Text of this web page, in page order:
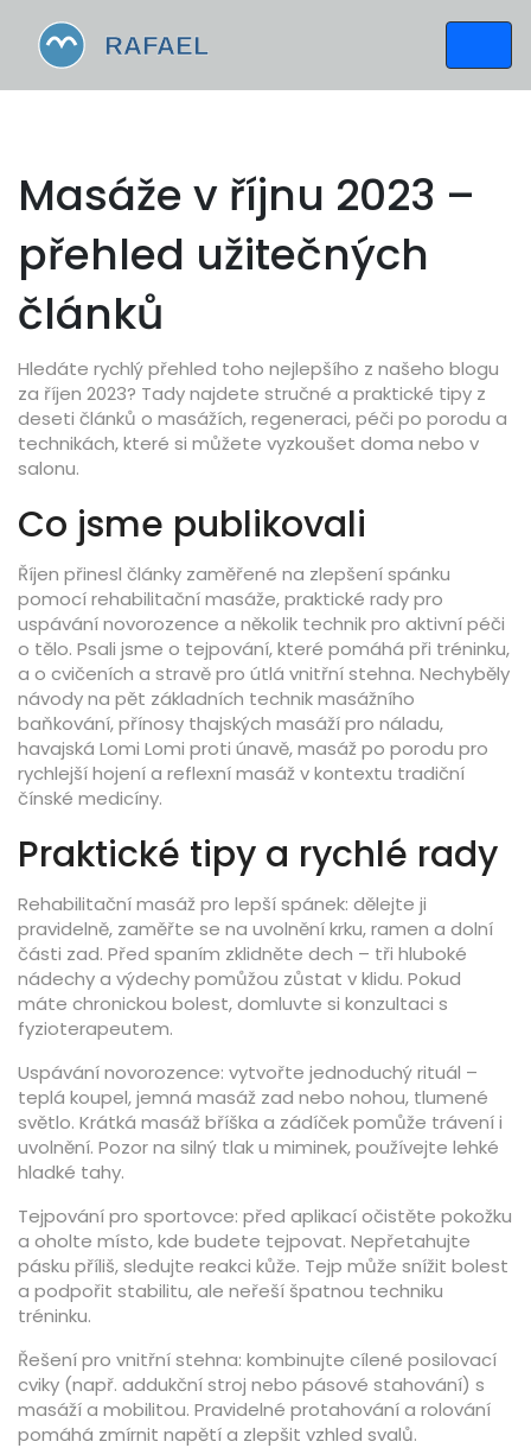
Masáže v říjnu 2023 –
přehled užitečných
článků
Hledáte rychlý přehled toho nejlepšího z našeho blogu
za říjen 2023? Tady najdete stručné a praktické tipy z
deseti článků o masážích, regeneraci, péči po porodu a
technikách, které si můžete vyzkoušet doma nebo v
salonu.
Co jsme publikovali
Říjen přinesl články zaměřené na zlepšení spánku
pomocí rehabilitační masáže, praktické rady pro
uspávání novorozence a několik technik pro aktivní péči
o tělo. Psali jsme o tejpování, které pomáhá při tréninku,
a o cvičeních a stravě pro útlá vnitřní stehna. Nechyběly
návody na pět základních technik masážního
baňkování, přínosy thajských masáží pro náladu,
havajská Lomi Lomi proti únavě, masáž po porodu pro
rychlejší hojení a reflexní masáž v kontextu tradiční
čínské medicíny.
Praktické tipy a rychlé rady
Rehabilitační masáž pro lepší spánek: dělejte ji
pravidelně, zaměřte se na uvolnění krku, ramen a dolní
části zad. Před spaním zklidněte dech – tři hluboké
nádechy a výdechy pomůžou zůstat v klidu. Pokud
máte chronickou bolest, domluvte si konzultaci s
fyzioterapeutem.
Uspávání novorozence: vytvořte jednoduchý rituál –
teplá koupel, jemná masáž zad nebo nohou, tlumené
světlo. Krátká masáž bříška a zádíček pomůže trávení i
uvolnění. Pozor na silný tlak u miminek, používejte lehké
hladké tahy.
Tejpování pro sportovce: před aplikací očistěte pokožku
a oholte místo, kde budete tejpovat. Nepřetahujte
pásku příliš, sledujte reakci kůže. Tejp může snížit bolest
a podpořit stabilitu, ale neřeší špatnou techniku
tréninku.
Řešení pro vnitřní stehna: kombinujte cílené posilovací
cviky (např. addukční stroj nebo pásové stahování) s
masáží a mobilitou. Pravidelné protahování a rolování
pomáhá zmírnit napětí a zlepšit vzhled svalů.